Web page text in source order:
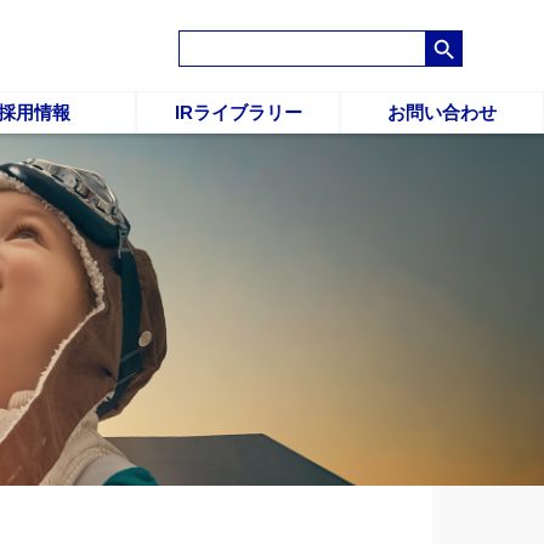
Search
Search Button
用情報 IRライブラリー お問い合わせ